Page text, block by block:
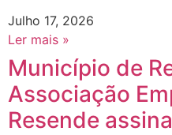
Julho 17, 2026
Ler mais »
Município de
Associação
Resende